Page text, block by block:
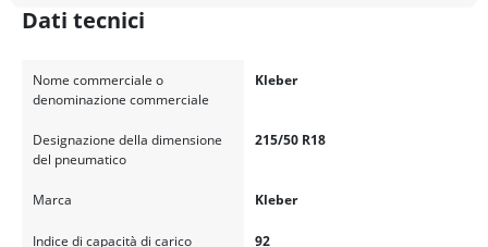
Dati tecnici
Nome commerciale o
denominazione commerciale
Kleber
Designazione della dimensione
del pneumatico
215/50 R18
Marca Kleber
Indice di capacità di carico 92